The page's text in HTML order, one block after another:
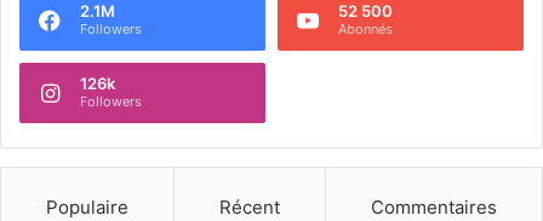
2.1M
Followers
52 500
Abonnés
126k
Followers
Populaire Récent Commentaires